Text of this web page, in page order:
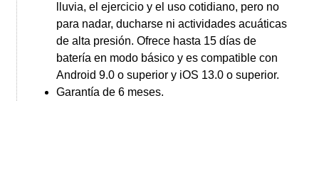
lluvia, el ejercicio y el uso cotidiano, pero no
para nadar, ducharse ni actividades acuáticas
de alta presión. Ofrece hasta 15 días de
batería en modo básico y es compatible con
Android 9.0 o superior y iOS 13.0 o superior.
Garantía de 6 meses.